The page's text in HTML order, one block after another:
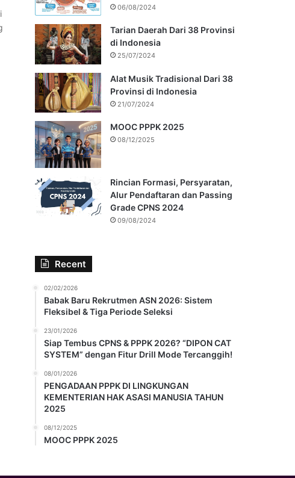
06/08/2024
Tarian Daerah Dari 38 Provinsi
di Indonesia
25/07/2024
Alat Musik Tradisional Dari 38
Provinsi di Indonesia
21/07/2024
MOOC PPPK 2025
08/12/2025
Rincian Formasi, Persyaratan,
Alur Pendaftaran dan Passing
Grade CPNS 2024
09/08/2024
Recent
02/02/2026
Babak Baru Rekrutmen ASN 2026: Sistem
Fleksibel & Tiga Periode Seleksi
23/01/2026
Siap Tembus CPNS & PPPK 2026? “DIPON CAT
SYSTEM” dengan Fitur Drill Mode Tercanggih!
08/01/2026
PENGADAAN PPPK DI LINGKUNGAN
KEMENTERIAN HAK ASASI MANUSIA TAHUN
2025
08/12/2025
MOOC PPPK 2025